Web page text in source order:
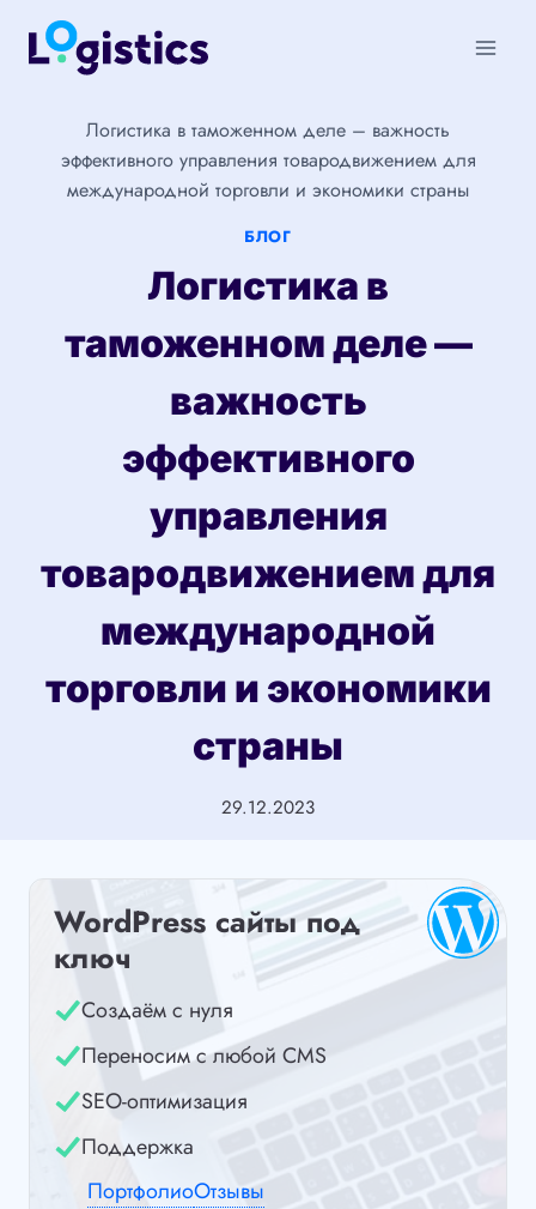
Перейти
Логистика в таможенном деле – важность
эффективного управления товародвижением для
международной торговли и экономики страны
БЛОГ
Логистика в
таможенном деле —
важность
эффективного
управления
товародвижением для
международной
торговли и экономики
страны
29.12.2023
WordPress сайты под
ключ
Создаём с нуля
Переносим с любой CMS
SEO-оптимизация
Поддержка
ПортфолиоОтзывы